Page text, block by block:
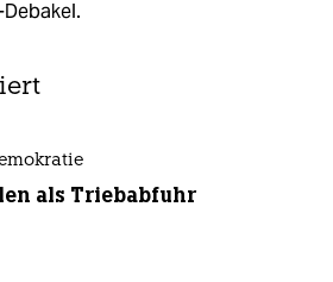
als Triebabfuhr